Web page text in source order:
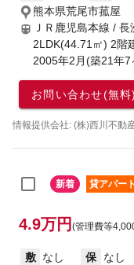
熊本県荒尾市菰屋
ＪＲ鹿児島本線 / 長
2LDK(44.71㎡) 2階
2005年2月(築21年7
お問い合わせ(無料)
情報提供会社: (株)西川不動
新着 貸アパート
4.9万円 (管理費等
敷 なし 保 なし